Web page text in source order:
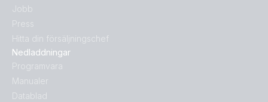
Nedladdningar
Programvara
Manualer
Datablad
Jobb
Press
Hitta din försäljningschef